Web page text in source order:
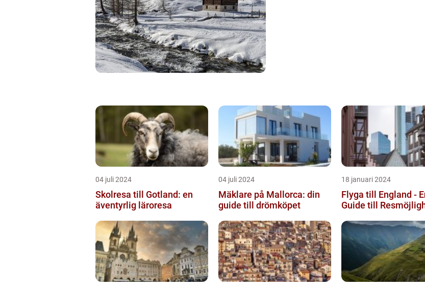
04 juli 2024
Skolresa till Gotland: en
äventyrlig läroresa
04 juli 2024
Mäklare på Mallorca: din
guide till drömköpet
18 januari 2024
Flyga till England -
Guide till